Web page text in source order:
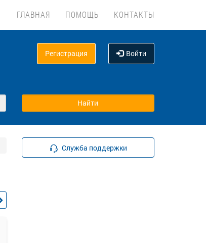
ГЛАВНАЯ ПОМОЩЬ КОНТАКТЫ
Регистрация Войти
Служба поддержки